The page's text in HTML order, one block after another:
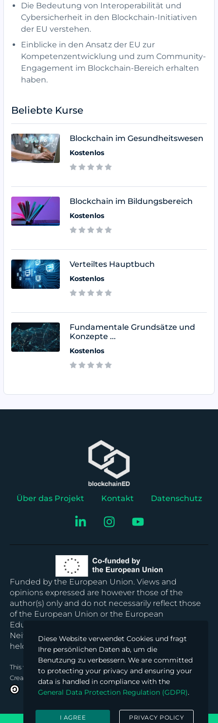
Die Bedeutung von Interoperabilität und
Cybersicherheit in den Blockchain-Initiativen
der EU verstehen.
Einblicke in den Ansatz der EU zur
Kompetenzentwicklung und zum Community-
Engagement im Blockchain-Bereich erhalten
haben.
Beliebte Kurse
Blockchain im Gesundheitswesen
Kostenlos
Blockchain im Bildungsbereich
Kostenlos
Verteiltes Hauptbuch
Kostenlos
Fundamentale Grundsätze und
Konzepte ...
Kostenlos
Über das Projekt Kontakt Datenschutz
Funded by the European Union. Views and
opinions expressed are however those of the
author(s) only and do not necessarily reflect those
of the European Union or the European
Education and Culture Executive Agency (EACEA).
Neither the European Union nor EACEA can be
held responsible for them.
This work© 2024 is licensed under
Creative Commons Attribution-ShareAlike 4.0 International
Diese Website verwendet Cookies und fragt
Ihre persönlichen Daten ab, um die
Benutzung zu verbessern. We are committed
to protecting your privacy and ensuring your
data is handled in compliance with the
General Data Protection Regulation (GDPR).
I AGREE PRIVACY POLICY